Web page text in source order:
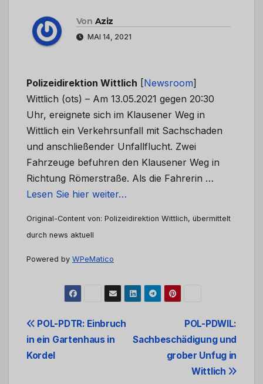
Von Aziz
MAI 14, 2021
Polizeidirektion Wittlich [Newsroom]
Wittlich (ots) – Am 13.05.2021 gegen 20:30
Uhr, ereignete sich im Klausener Weg in
Wittlich ein Verkehrsunfall mit Sachschaden
und anschließender Unfallflucht. Zwei
Fahrzeuge befuhren den Klausener Weg in
Richtung Römerstraße. Als die Fahrerin …
Lesen Sie hier weiter…
Original-Content von: Polizeidirektion Wittlich, übermittelt
durch news aktuell
Powered by WPeMatico
Beitrags-
Navigation
POL-PDWIL:
Sachbeschädigung und
grober Unfug in
Wittlich
POL-PDTR: Einbruch
in ein Gartenhaus in
Kordel